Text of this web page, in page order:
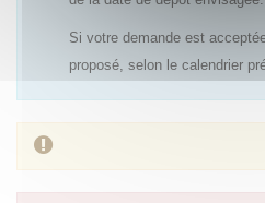
Si votre demande est
proposé, selon le calendrier